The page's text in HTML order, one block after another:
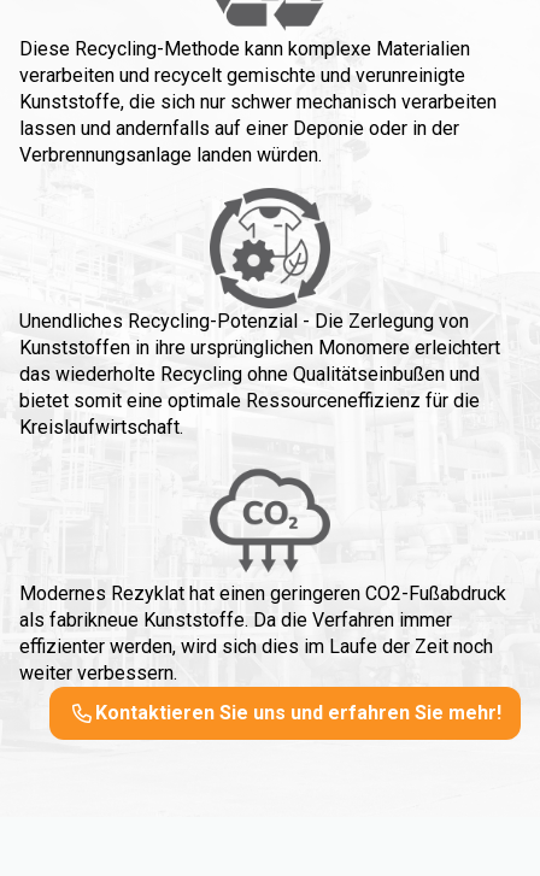
Diese Recycling-Methode kann komplexe Materialien
verarbeiten und recycelt gemischte und verunreinigte
Kunststoffe, die sich nur schwer mechanisch verarbeiten
lassen und andernfalls auf einer Deponie oder in der
Verbrennungsanlage landen würden.
Unendliches Recycling-Potenzial - Die Zerlegung von
Kunststoffen in ihre ursprünglichen Monomere erleichtert
das wiederholte Recycling ohne Qualitätseinbußen und
bietet somit eine optimale Ressourceneffizienz für die
Kreislaufwirtschaft.
Modernes Rezyklat hat einen geringeren CO2-Fußabdruck
als fabrikneue Kunststoffe. Da die Verfahren immer
effizienter werden, wird sich dies im Laufe der Zeit noch
weiter verbessern.
Kontaktieren Sie uns und erfahren Sie mehr!